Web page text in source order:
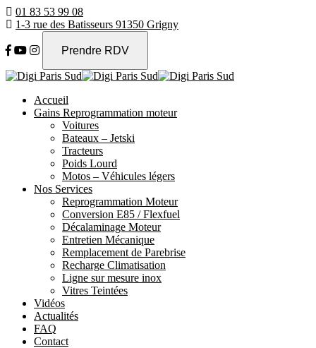
01 83 53 99 08
1-3 rue des Batisseurs 91350 Grigny
Prendre RDV
Accueil
Gains Reprogrammation moteur
Voitures
Bateaux – Jetski
Tracteurs
Poids Lourd
Motos – Véhicules légers
Nos Services
Reprogrammation Moteur
Conversion E85 / Flexfuel
Décalaminage Moteur
Entretien Mécanique
Remplacement de Parebrise
Recharge Climatisation
Ligne sur mesure inox
Vitres Teintées
Vidéos
Actualités
FAQ
Contact